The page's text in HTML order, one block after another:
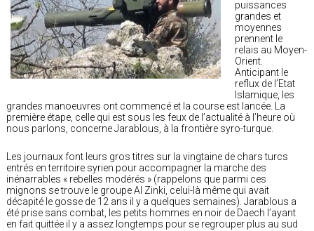
puissances
grandes et
moyennes
prennent le
relais au Moyen-
Orient.
Anticipant le
reflux de l’Etat
Islamique, les
grandes manoeuvres ont commencé et la course est lancée. La
première étape, celle qui est sous les feux de l’actualité à l’heure où
nous parlons, concerne Jarablous, à la frontière syro-turque.
Les journaux font leurs gros titres sur la vingtaine de chars turcs
entrés en territoire syrien pour accompagner la marche des
inénarrables « rebelles modérés » (rappelons que parmi ces
mignons se trouve le groupe Al Zinki, celui-là même qui avait
décapité le gosse de 12 ans il y a quelques semaines). Jarablous a
été prise sans combat, les petits hommes en noir de Daech l’ayant
en fait quittée il y a assez longtemps pour se regrouper plus au sud